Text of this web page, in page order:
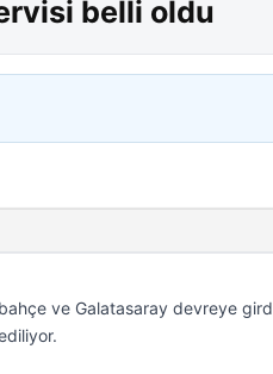
belli oldu
ve Galatasaray devreye